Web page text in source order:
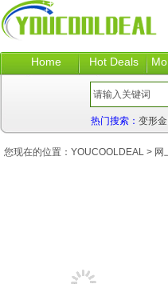
Home Hot Deals
热门搜索： 变形金
您现在的位置： YOUCOOLDEAL > 网